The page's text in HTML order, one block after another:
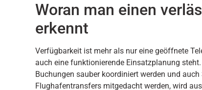
Woran man einen
erkennt
Verfügbarkeit ist mehr als nur eine geöffnete
auch eine funktionierende Einsatzplanung
Buchungen sauber koordiniert werden und
Flughafentransfers mitgedacht werden, wird